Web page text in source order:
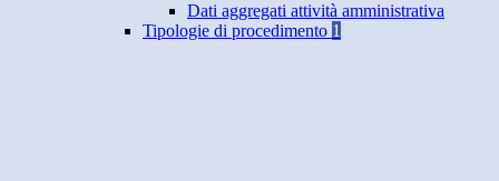
Dati aggregati attività amministrativa
Tipologie di procedimento 1